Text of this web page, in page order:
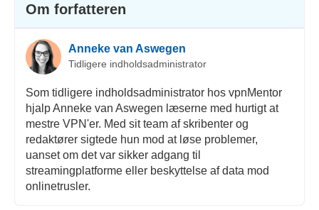
Om forfatteren
Anneke van Aswegen
Tidligere indholdsadministrator
Som tidligere indholdsadministrator hos vpnMentor
hjalp Anneke van Aswegen læserne med hurtigt at
mestre VPN'er. Med sit team af skribenter og
redaktører sigtede hun mod at løse problemer,
uanset om det var sikker adgang til
streamingplatforme eller beskyttelse af data mod
onlinetrusler.